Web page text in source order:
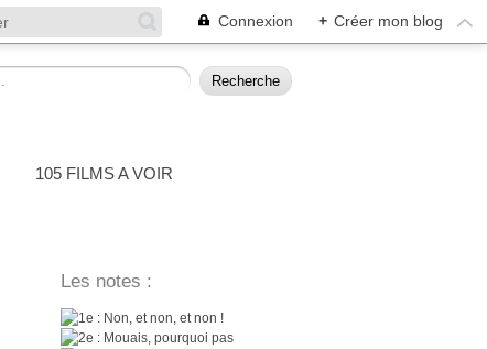
Connexion + Créer mon blog
105 FILMS A VOIR
Les notes :
: Non, et non, et non !
: Mouais, pourquoi pas